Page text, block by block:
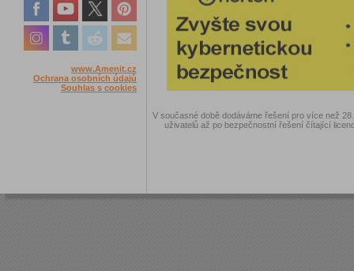
www.Amenit.cz
Ochrana osobních údajů
Souhlas s cookies
V současné době dodáváme řešení pro více než
uživatelů až po bezpečnostní řešení čítající